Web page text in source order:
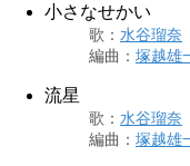
小さなせかい
歌 ： 水谷瑠奈
編曲 ： 塚越雄
流星
歌 ： 水谷瑠奈
編曲 ： 塚越雄